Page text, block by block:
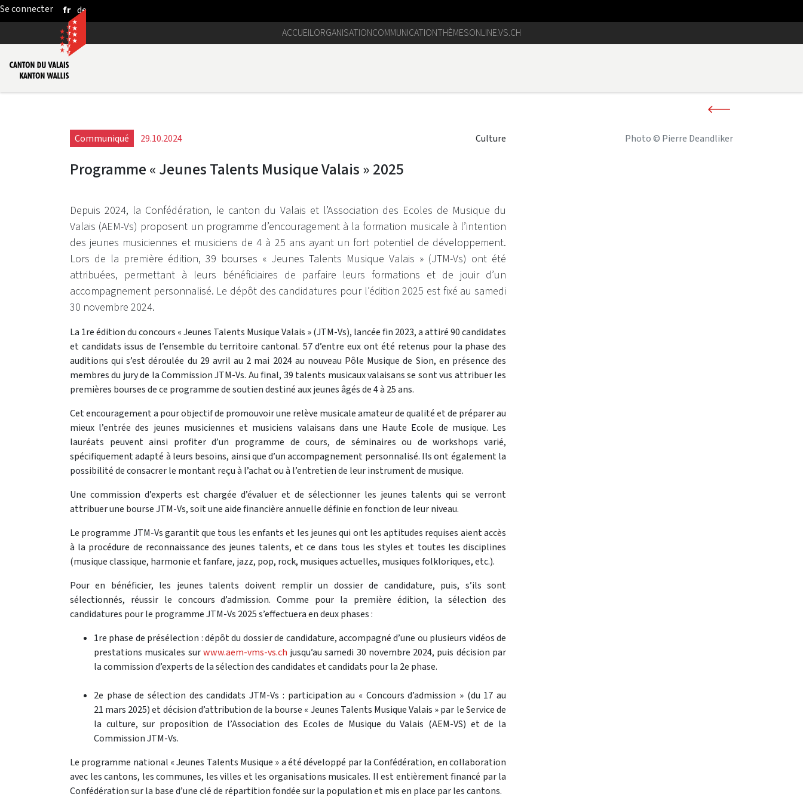
Saut au contenu principal
fr de
ACCUEILORGANISATIONCOMMUNICATIONTHÈMESONLINE.VS.CH
Communiqué 29.10.2024 Culture
Programme « Jeunes Talents Musique Valais » 2025
Depuis 2024, la Confédération, le canton du Valais et l’Association des Ecoles de Musique du
Valais (AEM-Vs) proposent un programme d’encouragement à la formation musicale à l’intention
des jeunes musiciennes et musiciens de 4 à 25 ans ayant un fort potentiel de développement.
Lors de la première édition, 39 bourses « Jeunes Talents Musique Valais » (JTM-Vs) ont été
attribuées, permettant à leurs bénéficiaires de parfaire leurs formations et de jouir d’un
accompagnement personnalisé. Le dépôt des candidatures pour l’édition 2025 est fixé au samedi
30 novembre 2024.
La 1re édition du concours « Jeunes Talents Musique Valais » (JTM-Vs), lancée fin 2023, a attiré 90 candidates
et candidats issus de l’ensemble du territoire cantonal. 57 d’entre eux ont été retenus pour la phase des
auditions qui s’est déroulée du 29 avril au 2 mai 2024 au nouveau Pôle Musique de Sion, en présence des
membres du jury de la Commission JTM-Vs. Au final, 39 talents musicaux valaisans se sont vus attribuer les
premières bourses de ce programme de soutien destiné aux jeunes âgés de 4 à 25 ans.
Cet encouragement a pour objectif de promouvoir une relève musicale amateur de qualité et de préparer au
mieux l’entrée des jeunes musiciennes et musiciens valaisans dans une Haute Ecole de musique. Les
lauréats peuvent ainsi profiter d’un programme de cours, de séminaires ou de workshops varié,
spécifiquement adapté à leurs besoins, ainsi que d’un accompagnement personnalisé. Ils ont également la
possibilité de consacrer le montant reçu à l’achat ou à l’entretien de leur instrument de musique.
Une commission d’experts est chargée d’évaluer et de sélectionner les jeunes talents qui se verront
attribuer une bourse JTM-Vs, soit une aide financière annuelle définie en fonction de leur niveau.
Le programme JTM-Vs garantit que tous les enfants et les jeunes qui ont les aptitudes requises aient accès
à la procédure de reconnaissance des jeunes talents, et ce dans tous les styles et toutes les disciplines
(musique classique, harmonie et fanfare, jazz, pop, rock, musiques actuelles, musiques folkloriques, etc.).
Pour en bénéficier, les jeunes talents doivent remplir un dossier de candidature, puis, s’ils sont
sélectionnés, réussir le concours d’admission. Comme pour la première édition, la sélection des
candidatures pour le programme JTM-Vs 2025 s’effectuera en deux phases :
1re phase de présélection : dépôt du dossier de candidature, accompagné d’une ou plusieurs vidéos de
prestations musicales surwww.aem-vms-vs.ch jusqu’au samedi 30 novembre 2024, puis décision par
la commission d’experts de la sélection des candidates et candidats pour la 2e phase.
2e phase de sélection des candidats JTM-Vs : participation au « Concours d’admission » (du 17 au
21 mars 2025) et décision d’attribution de la bourse « Jeunes Talents Musique Valais » par le Service de
la culture, sur proposition de l’Association des Ecoles de Musique du Valais (AEM-VS) et de la
Commission JTM-Vs.
Le programme national « Jeunes Talents Musique » a été développé par la Confédération, en collaboration
avec les cantons, les communes, les villes et les organisations musicales. Il est entièrement financé par la
Confédération sur la base d’une clé de répartition fondée sur la population et mis en place par les cantons.
Photo © Pierre Deandliker